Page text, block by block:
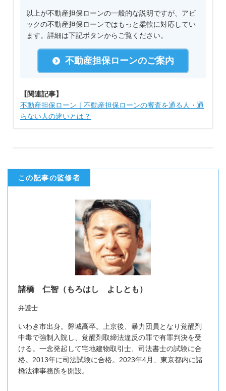
以上が不動産担保ローンの一般的な説明ですが、アビ
ックの不動産担保ローンではもっと柔軟に対応してい
ます。詳細は下記ボタンからご覧ください。
不動産担保ローンのご案内
【関連記事】
不動産担保ローン｜不動産担保ローンの審査を通る人・通
らない人の違いとは？
この記事の監修者
諸橋 仁智（もろはし よしとも）
弁護士
いわき市出身。磐城高卒。上京後、暴力団員となり覚醒剤
中毒で強制入院し、覚醒剤取締法違反の罪で有罪判決を受
ける。一念発起して宅地建物取引士、司法書士の試験に合
格。2013年に司法試験に合格。2023年4月、東京都内に諸
橋法律事務所を開設。